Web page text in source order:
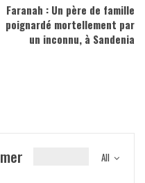
Faranah : Un père de famille
poignardé mortellement par
un inconnu, à Sandenia
All